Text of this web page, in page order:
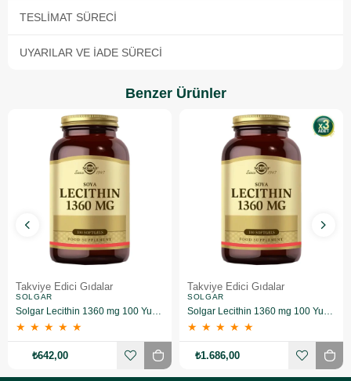
TESLIMAT SÜRECI
UYARILAR VE İADE SÜRECI
Benzer Ürünler
Takviye Edici Gıdalar
SOLGAR
Solgar Lecithin 1360 mg 100 Yumuşak Jelatin Kapsül
★ ★ ★ ★ ★
₺642,00
Takviye Edici Gıdalar
SOLGAR
Solgar Lecithin 1360 mg 100 Yumuşak Jelatin Kapsül 3 Adet
★ ★ ★ ★ ★
₺1.686,00